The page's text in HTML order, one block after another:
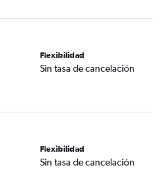
Flexibilidad
Sin tasa de cancelación
Flexibilidad
Sin tasa de cancelación